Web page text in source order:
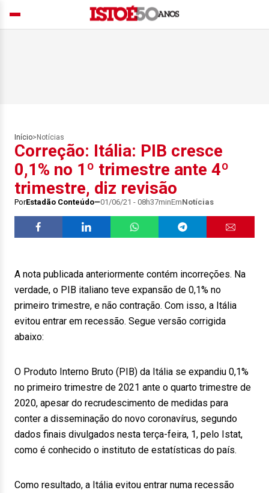
Início> Notícias
Correção: Itália: PIB cresce
0,1% no 1º trimestre ante 4º
trimestre, diz revisão
PorEstadão Conteúdo 01/06/21 - 08h37minEmNotícias
A nota publicada anteriormente contém incorreções. Na
verdade, o PIB italiano teve expansão de 0,1% no
primeiro trimestre, e não contração. Com isso, a Itália
evitou entrar em recessão. Segue versão corrigida
abaixo:
O Produto Interno Bruto (PIB) da Itália se expandiu 0,1%
no primeiro trimestre de 2021 ante o quarto trimestre de
2020, apesar do recrudescimento de medidas para
conter a disseminação do novo coronavírus, segundo
dados finais divulgados nesta terça-feira, 1, pelo Istat,
como é conhecido o instituto de estatísticas do país.
Como resultado, a Itália evitou entrar numa recessão